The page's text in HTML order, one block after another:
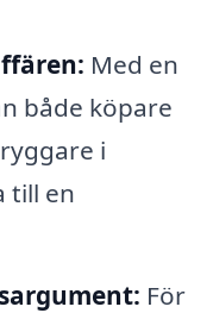
Med en
både köpare
i
till en
För